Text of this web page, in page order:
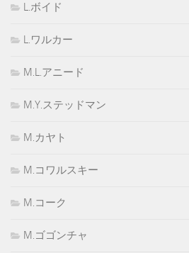
L.ボイド
L.ワルカー
M.L.アニード
M.Y.ステッドマン
M.カヤト
M.コワルスキー
M.コーク
M.ゴゴンチャ